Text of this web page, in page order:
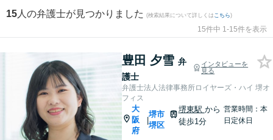
15 人の弁護士が見つかりました (検索結果について詳しくは こちら)
15件中 1-15件を表示
豊田 夕雪 弁
護士
インタビューを
見る
弁護士法人法律事務所ロイヤーズ・ハイ 堺オ
フィス
大
阪
府
|
堺市
堺区
堺東駅 から
徒歩1分
営業時間：本
日定休日